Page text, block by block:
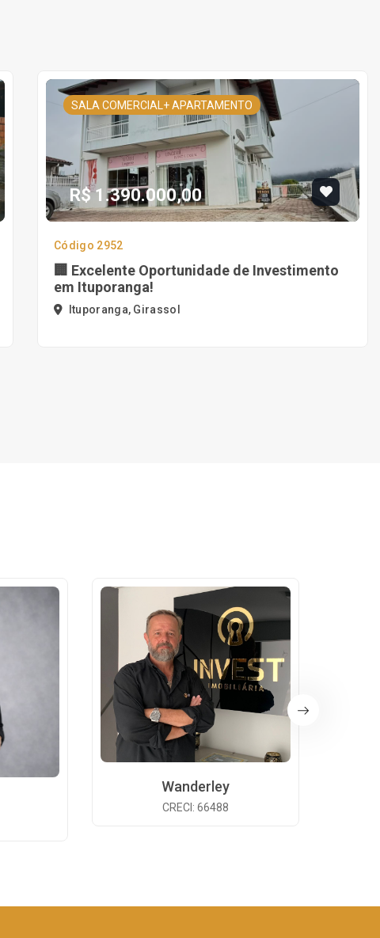
SALA COMERCIAL+ APARTAMENTO
R$ 1.390.000,00
Código 2952
🏢 Excelente Oportunidade de Investimento
em Ituporanga!
Ituporanga, Girassol
Wanderley
CRECI: 66488